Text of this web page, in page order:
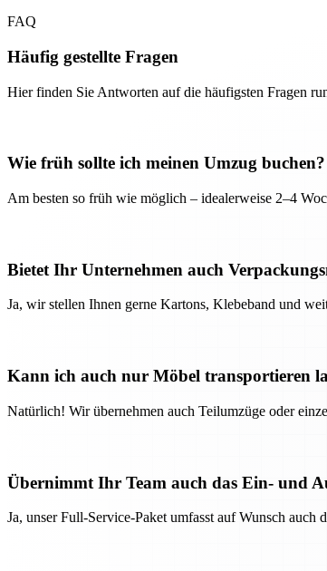
FAQ
Häufig gestellte Fragen
Hier finden Sie Antworten auf die häufigsten Fragen
Wie früh sollte ich meinen Umzug buchen?
Am besten so früh wie möglich – idealerweise 2–4
Bietet Ihr Unternehmen auch
Ja, wir stellen Ihnen gerne Kartons, Klebeband und
Kann ich auch nur Möbel transportieren
Natürlich! Wir übernehmen auch Teilumzüge oder
Übernimmt Ihr Team auch das Ein- und
Ja, unser Full-Service-Paket umfasst auf Wunsch